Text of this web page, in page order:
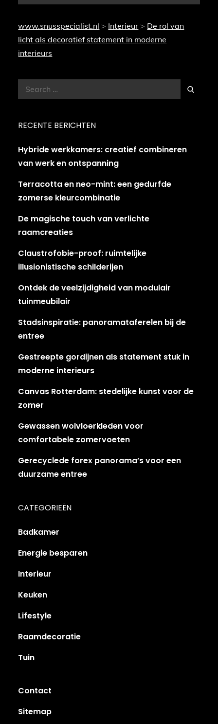
www.snusspecialist.nl > Interieur > De rol van
licht als decoratief statement in moderne
interieurs
Search
for:
Search
RECENTE BERICHTEN
Hybride werkkamers: creatief combineren
van werk en ontspanning
Terracotta en neo-mint: een gedurfde
zomerse kleurcombinatie
De magische touch van verlichte
raamcreaties
Claustrofobie-proof: ruimtelijke
illusionistische schilderijen
Ontdek de veelzijdigheid van modulair
tuinmeubilair
Stadsinspiratie: panoramataferelen bij de
entree
Gestreepte gordijnen als statement stuk in
moderne interieurs
Canvas Rotterdam: stedelijke kunst voor de
zomer
Gewassen wolvloerkleden voor
comfortabele zomervoeten
Gerecyclede forex panorama’s voor een
duurzame entree
CATEGORIEËN
Badkamer
Energie besparen
Interieur
Keuken
Lifestyle
Raamdecoratie
Tuin
Contact
Sitemap